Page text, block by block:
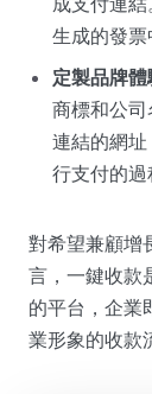
生成的發票
定製品牌體
商標和公
連結的網
行支付的過
對希望兼顧增
言，一鍵收款
的平台，企業
業形象的收款